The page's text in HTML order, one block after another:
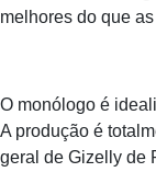
melhores do que
O monólogo é
A produção é
geral de Gizelly de